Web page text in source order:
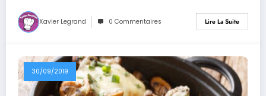
Xavier Legrand 0 Commentaires Lire La Suite
30/09/2019